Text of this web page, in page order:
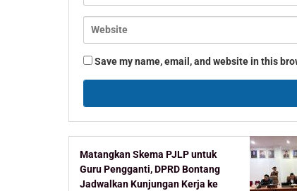
Save my name, email, and website in this
Matangkan Skema PJLP untuk
Guru Pengganti, DPRD Bontang
Jadwalkan Kunjungan Kerja ke